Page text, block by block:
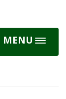
MENU
Toggle